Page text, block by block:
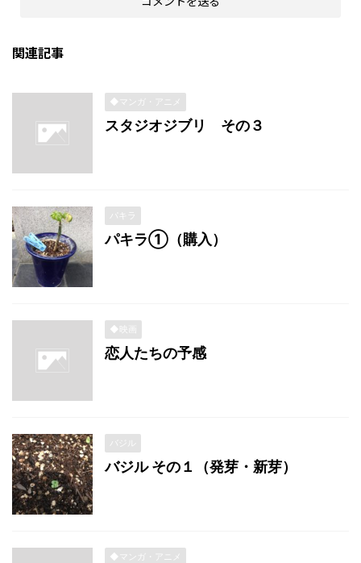
関連記事
◆マンガ・アニメ
スタジオジブリ その３
パキラ
パキラ①（購入）
◆映画
恋人たちの予感
バジル
バジル その１（発芽・新芽）
◆マンガ・アニメ